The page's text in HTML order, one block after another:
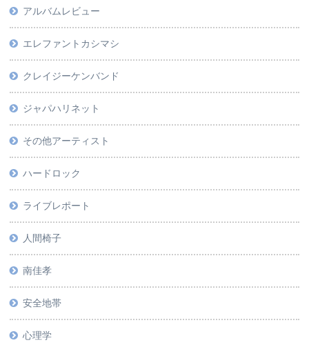
アルバムレビュー
エレファントカシマシ
クレイジーケンバンド
ジャパハリネット
その他アーティスト
ハードロック
ライブレポート
人間椅子
南佳孝
安全地帯
心理学